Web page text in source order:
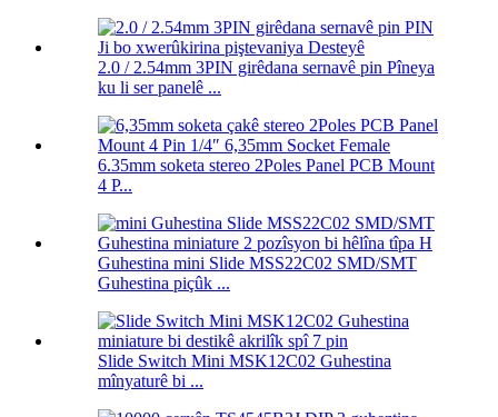
2.0 / 2.54mm 3PIN girêdana sernavê pin Pîneya
ku li ser panelê ...
6.35mm soketa stereo 2Poles Panel PCB Mount
4 P...
Guhestina mini Slide MSS22C02 SMD/SMT
Guhestina piçûk ...
Slide Switch Mini MSK12C02 Guhestina
mînyaturê bi ...